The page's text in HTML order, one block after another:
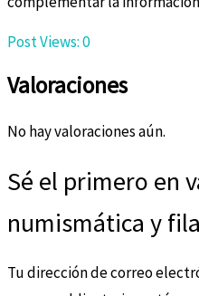
Post Views:0
Valoraciones
No hay valoraciones aún.
Sé el primero en
numismática y
Tu dirección de correo